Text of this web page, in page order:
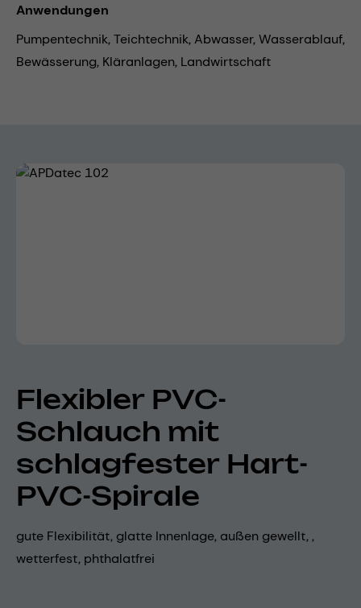
Anwendungen
Pumpentechnik,Teichtechnik,Abwasser,Wasserablauf,
Bewässerung, Kläranlagen, Landwirtschaft
Bildergalerie überspringen
Flexibler PVC-
Schlauch mit
schlagfester Hart-
PVC-Spirale
gute Flexibilität, glatte Innenlage, außen gewellt, ,
wetterfest, phthalatfrei